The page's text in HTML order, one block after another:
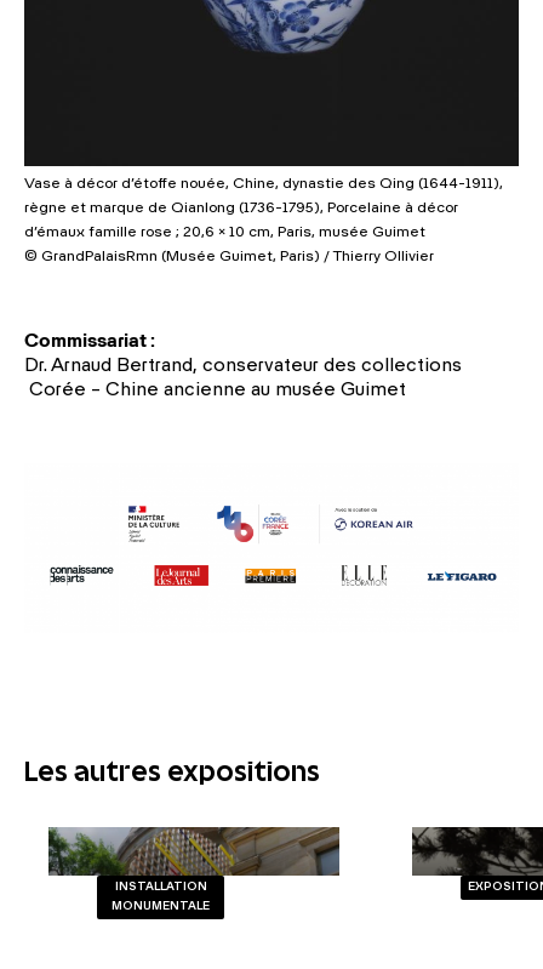
Vase à décor d’étoffe nouée, Chine, dynastie des Qing (1644-1911),
règne et marque de Qianlong (1736-1795), Porcelaine à décor
d’émaux famille rose ; 20,6 × 10 cm, Paris, musée Guimet
© GrandPalaisRmn (Musée Guimet, Paris) / Thierry Ollivier
Commissariat :
Dr. Arnaud Bertrand, conservateur des collections
Corée – Chine ancienne au musée Guimet
Les autres expositions
INSTALLATION
MONUMENTALE